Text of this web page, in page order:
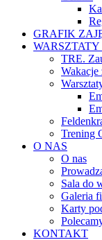
GRAFIK
TRE.
Wakacje
Trening
O NAS
O nas
Sala do
Galeria
Karty
KONTAKT